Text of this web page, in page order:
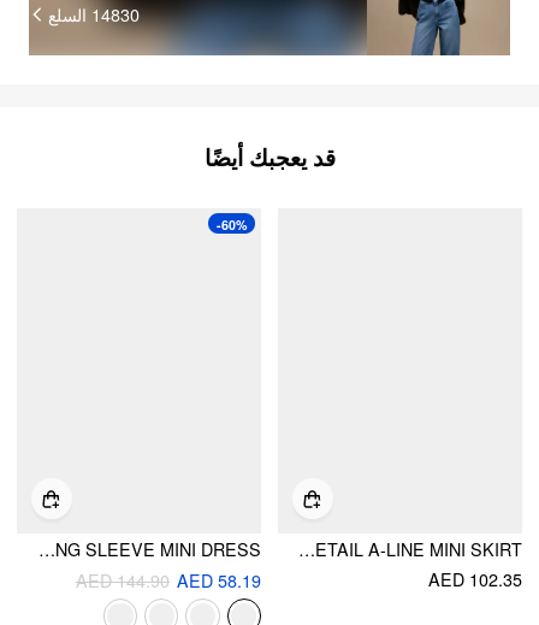
14830 السلع
قد يعجبك أيضًا
LOW RISE METAL DETAIL A-LINE MINI SKIRT
AED 102.35
-60%
HIGH NECK SOLID LONG SLEEVE MINI DRESS
AED 58.19
AED 144.90